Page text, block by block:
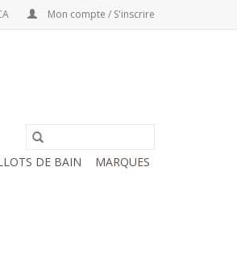
Mon compte / S'inscrire
DE BAIN MARQUES